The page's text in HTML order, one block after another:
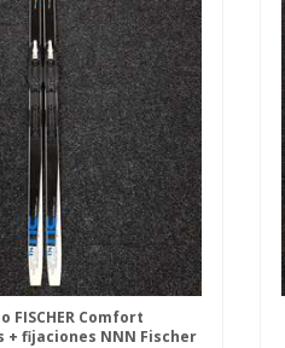
FISCHER Comfort
+ fijaciones NNN Fischer